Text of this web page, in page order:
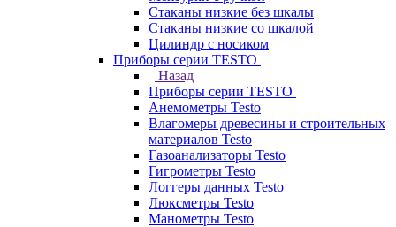
Стаканы низкие без шкалы
Стаканы низкие со шкалой
Цилиндр с носиком
Приборы серии TESTO
Назад
Приборы серии TESTO
Анемометры Testo
Влагомеры древесины и строительных
материалов Testo
Газоанализаторы Testo
Гигрометры Testo
Логгеры данных Testo
Люксметры Testo
Манометры Testo